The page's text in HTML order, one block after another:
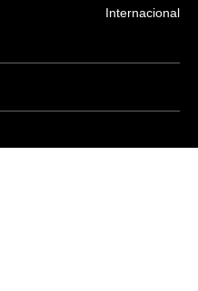
Internacional